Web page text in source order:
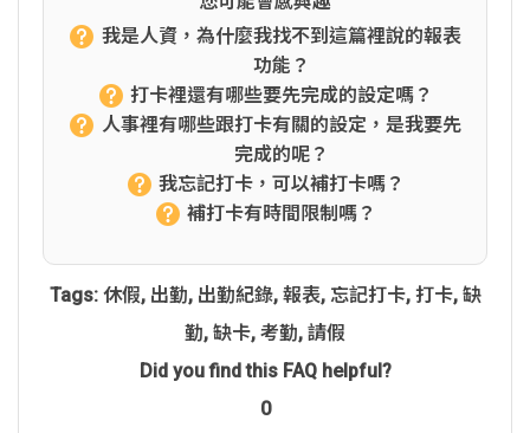
我是人資，為什麼我找不到這篇裡說的報表
功能？
打卡裡還有哪些要先完成的設定嗎？
人事裡有哪些跟打卡有關的設定，是我要先
完成的呢？
我忘記打卡，可以補打卡嗎？
補打卡有時間限制嗎？
Tags: 休假, 出勤, 出勤紀錄, 報表, 忘記打卡, 打卡, 缺
勤, 缺卡, 考勤, 請假
Did you find this FAQ helpful?
0